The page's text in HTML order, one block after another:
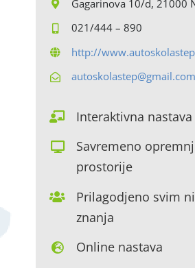
Gagarinova 10/d, 21000
021/444 – 890
http://
autoskolastep@gmail.com
Interaktivna nastava
Savremeno
prostorije
Prilagodjeno svim
znanja
Online nastava